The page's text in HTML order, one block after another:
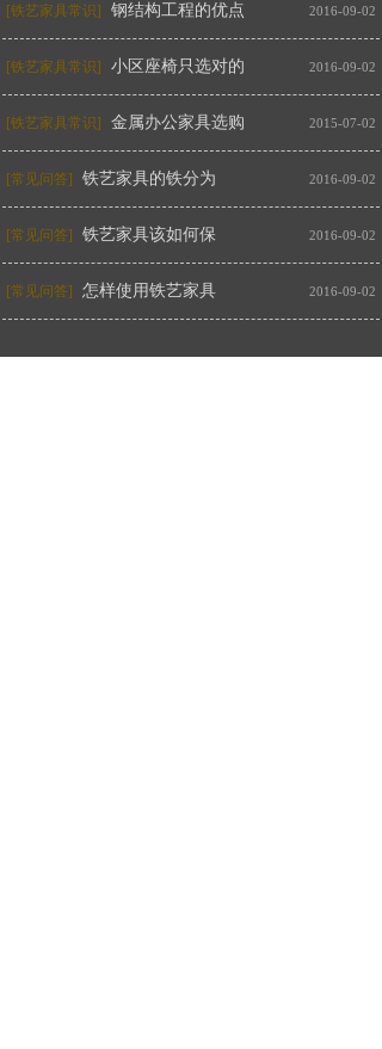
[铁艺家具常识] 钢结构工程的优点 2016-09-02
[铁艺家具常识] 小区座椅只选对的 2016-09-02
[铁艺家具常识] 金属办公家具选购 2015-07-02
[常见问答] 铁艺家具的铁分为 2016-09-02
[常见问答] 铁艺家具该如何保 2016-09-02
[常见问答] 怎样使用铁艺家具 2016-09-02